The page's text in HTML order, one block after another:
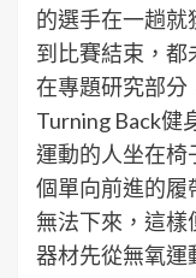
的選手在一趟
到比賽結束，都
在專題研究部分
Turning Back健
運動的人坐在椅
個單向前進的履
無法下來，這樣
器材先從無氧運